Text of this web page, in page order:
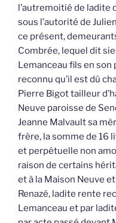
l’autremoitié de
sous l’autorité de
ce présent,
Combrée, lequel dit
Lemanceau fils en
reconnu qu’il est dû
Pierre Bigot tailleur
Neuve paroisse de
Jeanne Malvault sa
frère, la somme de 16
et perpétuelle non
raison de certains
et à la Maison Neuve
Renazé, ladite rente
Lemanceau et par